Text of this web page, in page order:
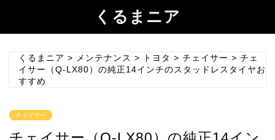
くるまニア
くるまニア > メンテナンス > トヨタ > チェイサー > チェ
イサー（Q-LX80）の純正14インチのスタッドレスタイヤお
すすめ
チェイサー